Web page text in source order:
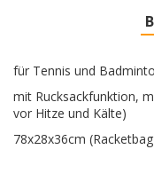
für Tennis und
mit Rucksackfunktion,
vor Hitze und Kälte)
78x28x36cm